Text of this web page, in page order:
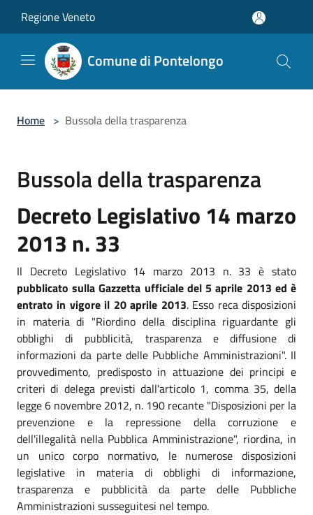
Regione Veneto
Comune di Pontelongo
Home > Bussola della trasparenza
Bussola della trasparenza
Decreto Legislativo 14 marzo
2013 n. 33
Il Decreto Legislativo 14 marzo 2013 n. 33 è stato
pubblicato sulla Gazzetta ufficiale del 5 aprile 2013 ed è
entrato in vigore il 20 aprile 2013. Esso reca disposizioni
in materia di "Riordino della disciplina riguardante gli
obblighi di pubblicità, trasparenza e diffusione di
informazioni da parte delle Pubbliche Amministrazioni". Il
provvedimento, predisposto in attuazione dei principi e
criteri di delega previsti dall'articolo 1, comma 35, della
legge 6 novembre 2012, n. 190 recante "Disposizioni per la
prevenzione e la repressione della corruzione e
dell'illegalità nella Pubblica Amministrazione", riordina, in
un unico corpo normativo, le numerose disposizioni
legislative in materia di obblighi di informazione,
trasparenza e pubblicità da parte delle Pubbliche
Amministrazioni susseguitesi nel tempo.